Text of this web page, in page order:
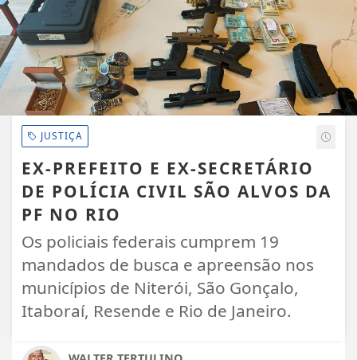
JUSTIÇA
EX-PREFEITO E EX-SECRETÁRIO
DE POLÍCIA CIVIL SÃO ALVOS DA
PF NO RIO
Os policiais federais cumprem 19
mandados de busca e apreensão nos
municípios de Niterói, São Gonçalo,
Itaboraí, Resende e Rio de Janeiro.